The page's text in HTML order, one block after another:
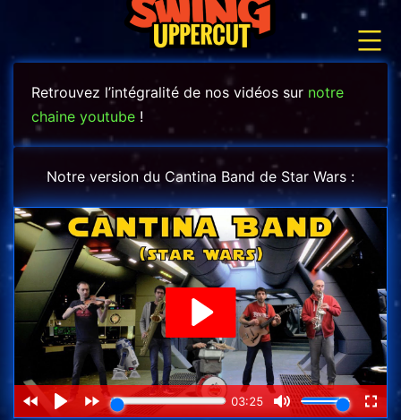
contenu
Retrouvez l’intégralité de nos vidéos sur notre
chaine youtube !
Notre version du Cantina Band de Star Wars :